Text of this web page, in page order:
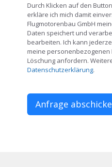
Durch Klicken auf den
erkläre ich mich damit
Flugmotorenbau GmbH
Daten speichert und
bearbeiten. Ich kann
meine personenbezogenen
Löschung anfordern.
Datenschutzerklärung.
Anfrage